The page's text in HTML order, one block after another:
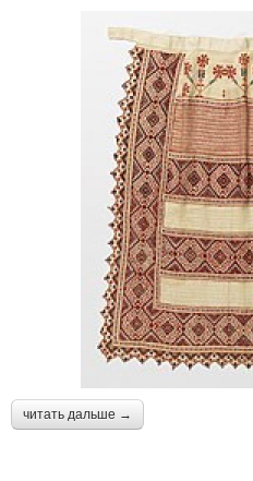
читать дальше →